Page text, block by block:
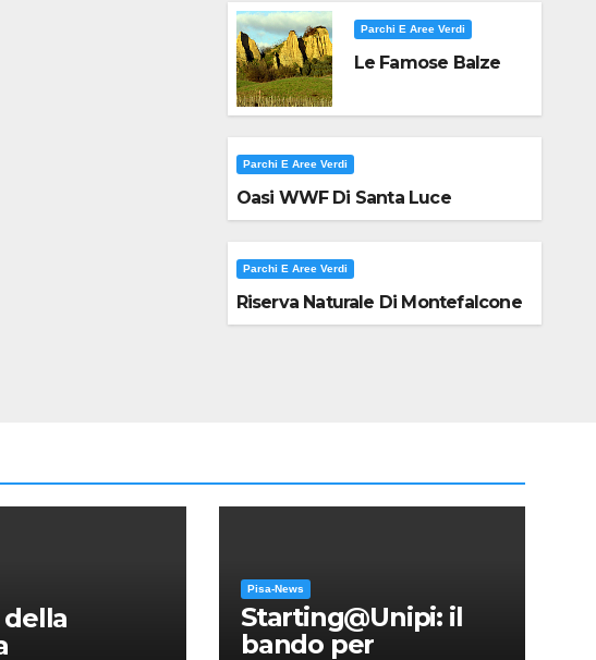
Parchi E Aree Verdi
Le Famose Balze
Parchi E Aree Verdi
Oasi WWF Di Santa Luce
Parchi E Aree Verdi
Riserva Naturale Di Montefalcone
della
Pisa-News
Starting@Unipi: il
bando per